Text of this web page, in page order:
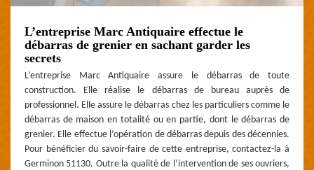
L’entreprise Marc Antiquaire effectue le
débarras de grenier en sachant garder les
secrets
L’entreprise Marc Antiquaire assure le débarras de toute
construction. Elle réalise le débarras de bureau auprès de
professionnel. Elle assure le débarras chez les particuliers comme le
débarras de maison en totalité ou en partie, dont le débarras de
grenier. Elle effectue l’opération de débarras depuis des décennies.
Pour bénéficier du savoir-faire de cette entreprise, contactez-la à
Germinon 51130. Outre la qualité de l’intervention de ses ouvriers,